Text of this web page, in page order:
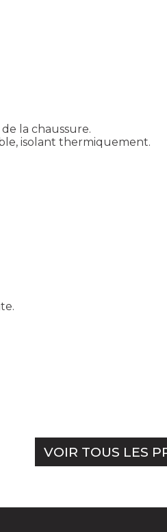
la chaussure.
isolant thermiquement.
VOIR TOUS LES